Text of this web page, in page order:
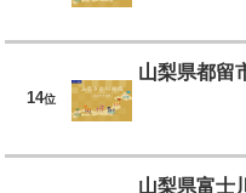
14位
山梨県都留
山梨県富士